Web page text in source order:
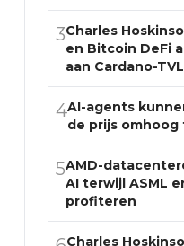
3Charles
en Bitcoin DeFi
aan Cardano-TVL
4AI-agents
de prijs omhoog
5AMD-
AI terwijl ASML
profiteren
Charles